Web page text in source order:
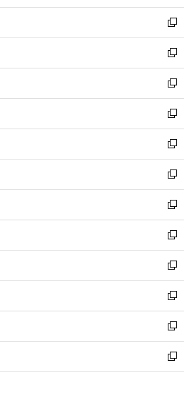
開
く
ウ
で
開
く
ン
ド
ウ
で
開
く
新
し
い
ウ
ィ
ン
ド
ウ
で
開
く
新
し
い
ウ
ィ
ン
ド
ウ
で
開
く
新
し
い
ウ
ィ
ン
ド
ウ
で
開
く
新
し
い
ウ
ィ
ン
ド
ウ
で
開
く
新
し
い
ウ
ィ
ン
ド
ウ
で
開
く
新
し
い
ウ
ィ
ン
ド
ウ
で
開
く
新
し
い
ウ
ィ
ン
ド
ウ
で
開
く
新
し
い
ウ
ィ
ン
ド
ウ
で
開
新
し
い
ウ
ィ
ン
ド
ウ
新
し
い
ウ
ィ
ン
新
し
い
ウ
新
し